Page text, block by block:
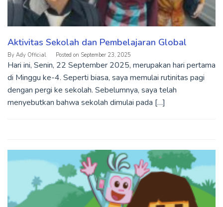
Aktivitas Sekolah dan Pembelajaran Global
By Ady Official Posted on September 23, 2025
Hari ini, Senin, 22 September 2025, merupakan hari pertama
di Minggu ke-4. Seperti biasa, saya memulai rutinitas pagi
dengan pergi ke sekolah. Sebelumnya, saya telah
menyebutkan bahwa sekolah dimulai pada […]